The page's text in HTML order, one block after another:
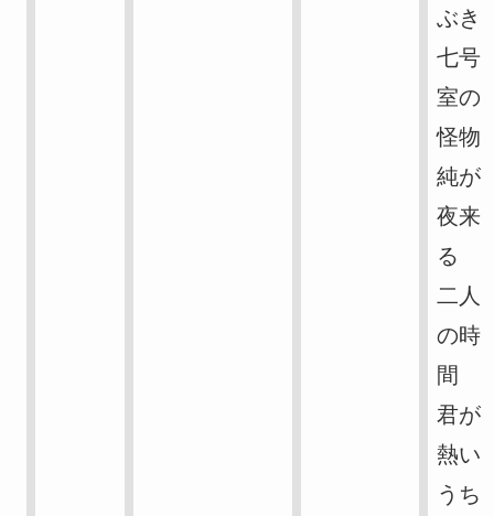
ぶき
七号
室の
怪物
純が
夜来
る
二人
の時
間
君が
熱い
うち